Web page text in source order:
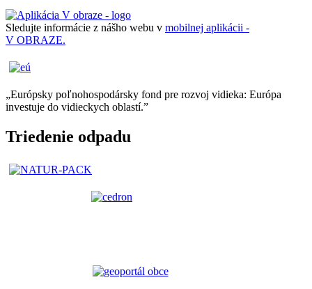
Sledujte informácie z nášho webu v mobilnej aplikácii -
V OBRAZE.
„Európsky poľnohospodársky fond pre rozvoj vidieka: Európa
investuje do vidieckych oblastí.”
Triedenie odpadu